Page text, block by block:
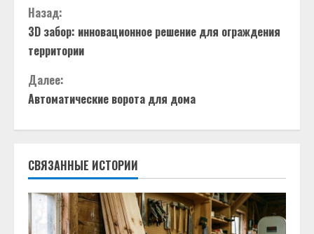
П
р
о
д
о
л
ж
и
Назад:
3D забор: инновационное решение для ограждения
территории
Далее:
Автоматические ворота для дома
СВЯЗАННЫЕ ИСТОРИИ